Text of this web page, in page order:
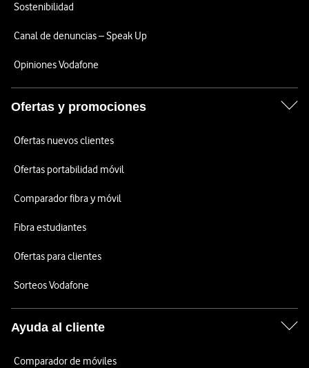
Sostenibilidad
Canal de denuncias – Speak Up
Opiniones Vodafone
Ofertas y promociones
Ofertas nuevos clientes
Ofertas portabilidad móvil
Comparador fibra y móvil
Fibra estudiantes
Ofertas para clientes
Sorteos Vodafone
Ayuda al cliente
Comparador de móviles